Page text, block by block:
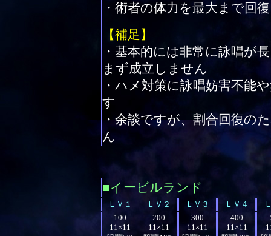
・術者の体力を最大まで回
【補足】
・基本的には非常に詠唱が
まず成立しません
・ハメ対策に詠唱妨害不能
す
・余談ですが、割合回復の
ん
■イービルランド
ＬＶ１ ＬＶ２ ＬＶ３ ＬＶ４
100
11×11
200
11×11
300
11×11
400
11×11